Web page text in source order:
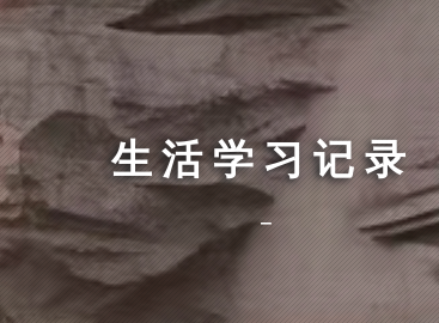
生活学习记录